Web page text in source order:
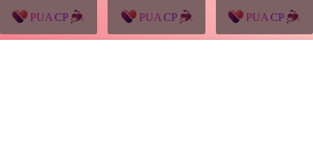
猪八戒源码 win10系统下载 独秀青年